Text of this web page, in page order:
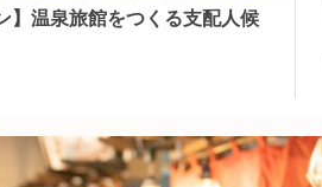
】温泉旅館をつくる支配人候